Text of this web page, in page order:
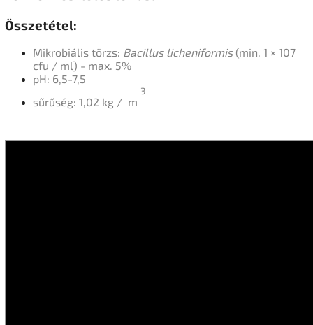
Összetétel:
Mikrobiális törzs: Bacillus licheniformis(min. 1 × 107
cfu / ml) - max. 5%
pH: 6,5-7,5
sűrűség: 1,02 kg / m
3